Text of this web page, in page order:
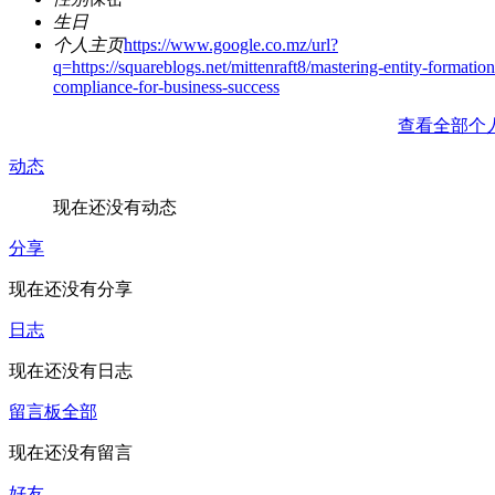
生日
个人主页https://www.google.co.mz/url?
q=https://squareblogs.net/mittenraft8/mastering-entity-
compliance-for-business-success
查看全部个
动态
现在还没有动态
分享
现在还没有分享
日志
现在还没有日志
留言板全部
现在还没有留言